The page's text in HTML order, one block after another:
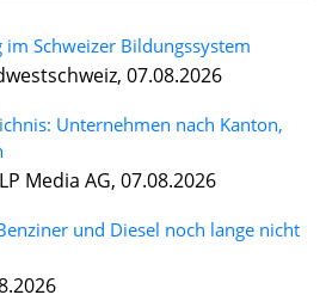
im Schweizer Bildungssystem
07.08.2026
Unternehmen nach Kanton,
Media AG, 07.08.2026
und Diesel noch lange nicht